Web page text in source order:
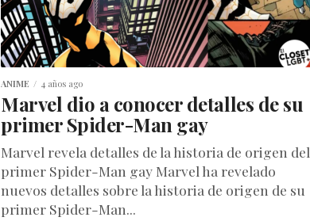
ANIME 4 años ago
Marvel dio a conocer detalles de su
primer Spider-Man gay
Marvel revela detalles de la historia de origen del
primer Spider-Man gay Marvel ha revelado
nuevos detalles sobre la historia de origen de su
primer Spider-Man...